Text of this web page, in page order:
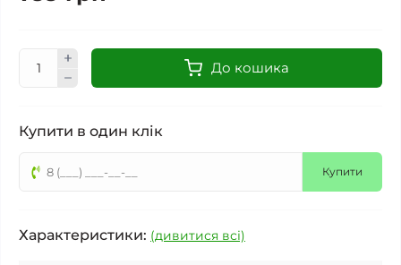
До кошика
Купити в один клік
Купити
Характеристики: (дивитися всі)